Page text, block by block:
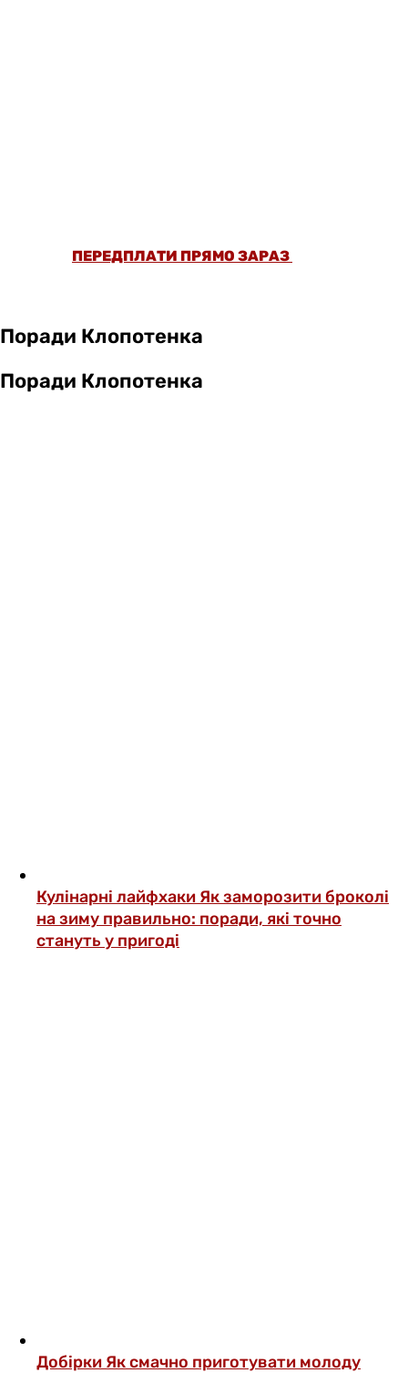
ПЕРЕДПЛАТИ ПРЯМО ЗАРАЗ
Поради Клопотенка
Поради Клопотенка
Кулінарні лайфхаки Як заморозити броколі
на зиму правильно: поради, які точно
стануть у пригоді
Добірки Як смачно приготувати молоду